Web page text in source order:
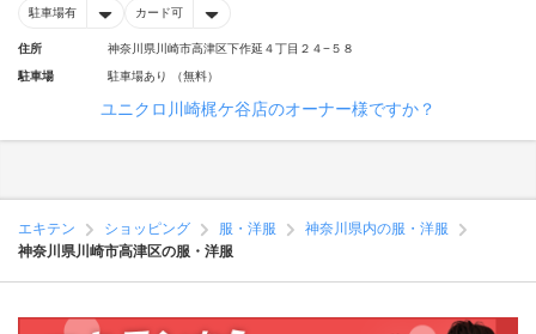
駐車場有 カード可
住所 神奈川県川崎市高津区下作延４丁目２４−５８
駐車場 駐車場あり （無料）
ユニクロ川崎梶ケ谷店のオーナー様ですか？
エキテン ショッピング 服・洋服
神奈川県内の服・洋服
神奈川県川崎市高津区の服・洋服